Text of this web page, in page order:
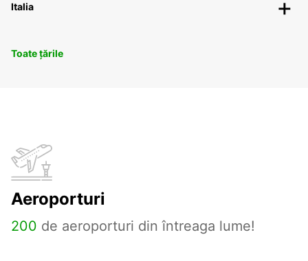
Italia
Toate țările
Aeroporturi
200 de aeroporturi din întreaga lume!